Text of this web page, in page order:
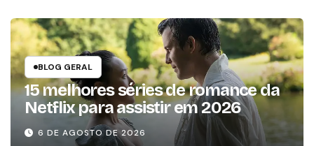
BLOG GERAL
15 melhores séries de romance da
Netflix para assistir em 2026
6 DE AGOSTO DE 2026